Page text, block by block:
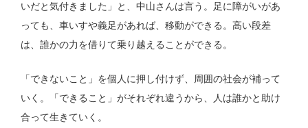
いだと気付きました」と、中山さんは言う。足に障がいがあ
っても、車いすや義足があれば、移動ができる。高い段差
は、誰かの力を借りて乗り越えることができる。
「できないこと」を個人に押し付けず、周囲の社会が補って
いく。「できること」がそれぞれ違うから、人は誰かと助け
合って生きていく。